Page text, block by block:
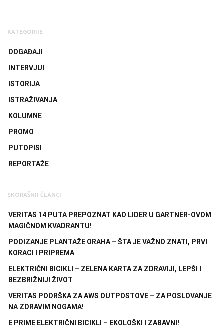
KATEGORIJE
DOGAĐAJI
INTERVJUI
ISTORIJA
ISTRAŽIVANJA
KOLUMNE
PROMO
PUTOPISI
REPORTAŽE
SKORAŠNJI ČLANCI
VERITAS 14 PUTA PREPOZNAT KAO LIDER U GARTNER-OVOM
MAGIČNOM KVADRANTU!
PODIZANJE PLANTAŽE ORAHA – ŠTA JE VAŽNO ZNATI, PRVI
KORACI I PRIPREMA
ELEKTRIČNI BICIKLI – ZELENA KARTA ZA ZDRAVIJI, LEPŠI I
BEZBRIŽNIJI ŽIVOT
VERITAS PODRŠKA ZA AWS OUTPOSTOVE – ZA POSLOVANJE
NA ZDRAVIM NOGAMA!
E PRIME ELEKTRIČNI BICIKLI – EKOLOŠKI I ZABAVNI!